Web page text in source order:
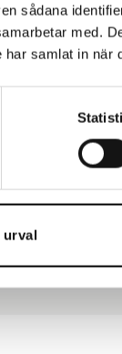
sådana
med.
samlat in när
urval